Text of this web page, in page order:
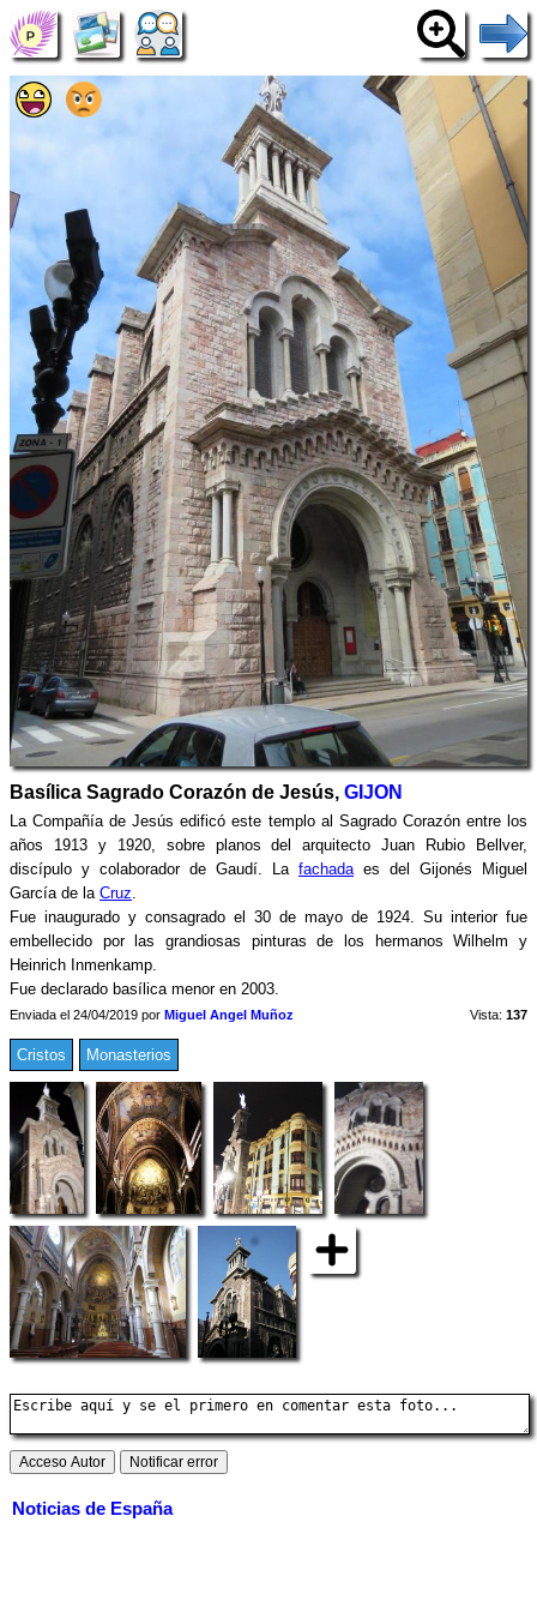
Basílica Sagrado Corazón de Jesús, GIJON
La Compañía de Jesús edificó este templo al Sagrado Corazón entre los
años 1913 y 1920, sobre planos del arquitecto Juan Rubio Bellver,
discípulo y colaborador de Gaudí. La fachadaes del Gijonés Miguel
García de la Cruz.
Fue inaugurado y consagrado el 30 de mayo de 1924. Su interior fue
embellecido por las grandiosas pinturas de los hermanos Wilhelm y
Heinrich Inmenkamp.
Fue declarado basílica menor en 2003.
Enviada el 24/04/2019 por Miguel Angel Muñoz Vista: 137
Cristos Monasterios
Noticias de España